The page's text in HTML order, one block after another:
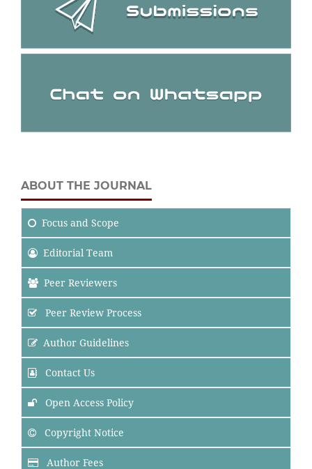
ABOUT THE JOURNAL
Focus and Scope
Editorial Team
Peer Reviewers
Peer Review Process
Author Guidelines
Contact Us
Open Access Policy
Copyright Notice
Author Fees